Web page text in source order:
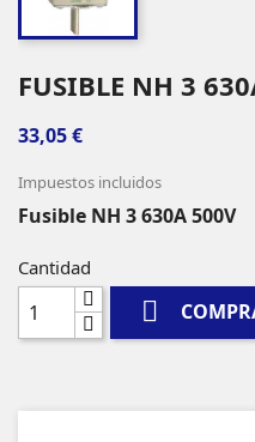
FUSIBLE NH 3
33,05 €
Impuestos incluidos
Fusible NH 3 630A 500V
Cantidad
